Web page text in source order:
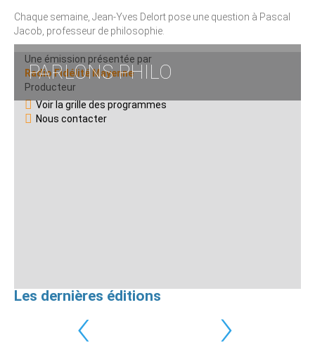
PARLONS PHILO
Chaque semaine, Jean-Yves Delort pose une question à Pascal
Jacob, professeur de philosophie.
Une émission présentée par
Radio Fidélité Mayenne
Producteur
Voir la grille des programmes
Nous contacter
Les dernières éditions
‹ ›